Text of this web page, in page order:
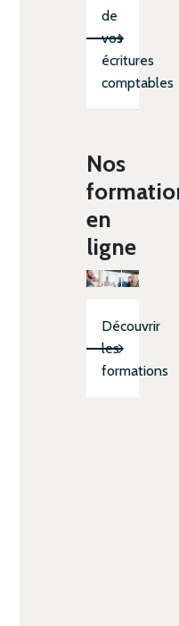
de
vos
écritures
comptables
Nos
en
ligne
Découvrir
les
formations